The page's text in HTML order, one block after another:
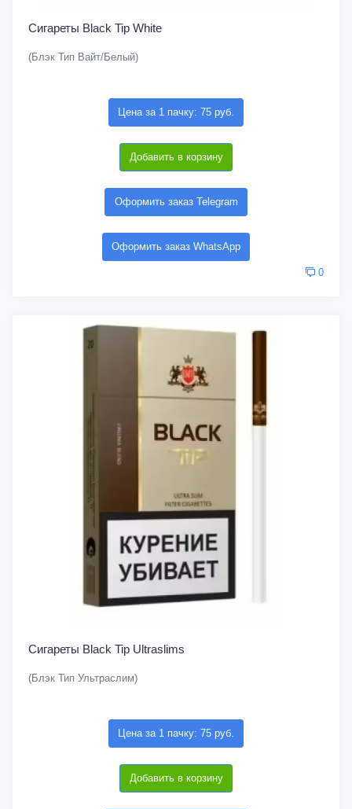
Сигареты Black Tip White
(Блэк Тип Вайт/Белый)
Цена за 1 пачку: 75 руб.
Добавить в корзину
Оформить заказ Telegram
Оформить заказ WhatsApp
0
Сигареты Black Tip Ultraslims
(Блэк Тип Ультраслим)
Цена за 1 пачку: 75 руб.
Добавить в корзину